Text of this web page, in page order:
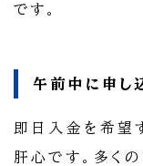
です。
午前中に申し
即日入金を希望
肝心です。多く